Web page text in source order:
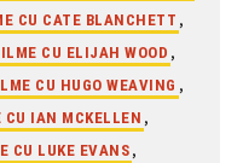
CU CATE BLANCHETT ,
CU ELIJAH WOOD ,
CU HUGO WEAVING ,
CU IAN MCKELLEN ,
CU LUKE EVANS ,